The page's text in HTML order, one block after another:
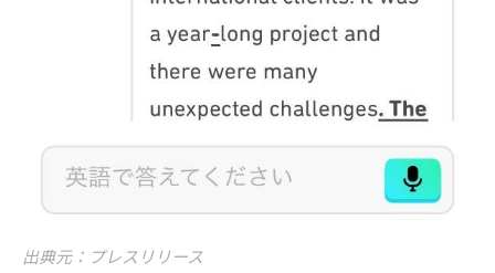
出典元：プレスリリース